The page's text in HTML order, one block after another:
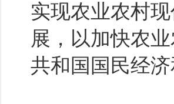
实现农业农村
展，以加快农
共和国国民经